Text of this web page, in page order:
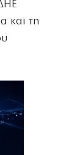
και τη